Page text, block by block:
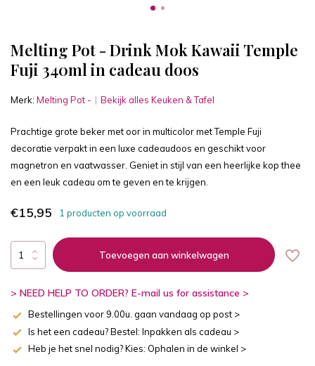
Melting Pot - Drink Mok Kawaii Temple
Fuji 340ml in cadeau doos
Merk: Melting Pot - Bekijk alles Keuken & Tafel
Prachtige grote beker met oor in multicolor met Temple Fuji
decoratie verpakt in een luxe cadeaudoos en geschikt voor
magnetron en vaatwasser. Geniet in stijl van een heerlijke kop thee
en een leuk cadeau om te geven en te krijgen.
€15,95 1 producten op voorraad
Toevoegen aan winkelwagen
> NEED HELP TO ORDER? E-mail us for assistance >
Bestellingen voor 9.00u. gaan vandaag op post >
Is het een cadeau? Bestel: Inpakken als cadeau >
Heb je het snel nodig? Kies: Ophalen in de winkel >